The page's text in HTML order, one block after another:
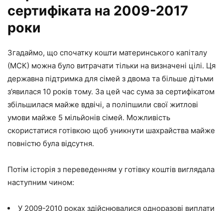
сертифіката на 2009-2017
роки
Згадаймо, що спочатку кошти материнського капіталу
(МСК) можна було витрачати тільки на визначені цілі. Ця
державна підтримка для сімей з двома та більше дітьми
з’явилася 10 років тому. За цей час сума за сертифікатом
збільшилася майже вдвічі, а поліпшили свої житлові
умови майже 5 мільйонів сімей. Можливість
скористатися готівкою щоб уникнути шахрайства майже
повністю була відсутня.
Потім історія з переведенням у готівку коштів виглядала
наступним чином:
У 2009-2010 роках здійснювалися одноразові виплати